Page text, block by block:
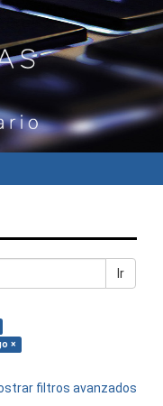
Ir
×
filtros avanzados